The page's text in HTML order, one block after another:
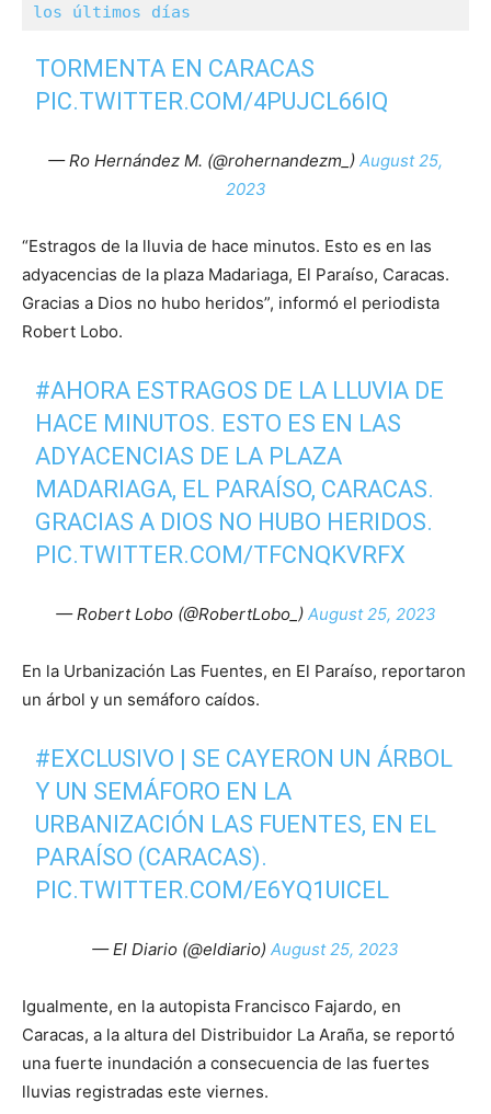
los últimos días
TORMENTA EN CARACAS
PIC.TWITTER.COM/4PUJCL66IQ
— Ro Hernández M. (@rohernandezm_) August 25,
2023
“Estragos de la lluvia de hace minutos. Esto es en las
adyacencias de la plaza Madariaga, El Paraíso, Caracas.
Gracias a Dios no hubo heridos”, informó el periodista
Robert Lobo.
#AHORA ESTRAGOS DE LA LLUVIA DE
HACE MINUTOS. ESTO ES EN LAS
ADYACENCIAS DE LA PLAZA
MADARIAGA, EL PARAÍSO, CARACAS.
GRACIAS A DIOS NO HUBO HERIDOS.
PIC.TWITTER.COM/TFCNQKVRFX
— Robert Lobo (@RobertLobo_) August 25, 2023
En la Urbanización Las Fuentes, en El Paraíso, reportaron
un árbol y un semáforo caídos.
#EXCLUSIVO | SE CAYERON UN ÁRBOL
Y UN SEMÁFORO EN LA
URBANIZACIÓN LAS FUENTES, EN EL
PARAÍSO (CARACAS).
PIC.TWITTER.COM/E6YQ1UICEL
— El Diario (@eldiario) August 25, 2023
Igualmente, en la autopista Francisco Fajardo, en
Caracas, a la altura del Distribuidor La Araña, se reportó
una fuerte inundación a consecuencia de las fuertes
lluvias registradas este viernes.